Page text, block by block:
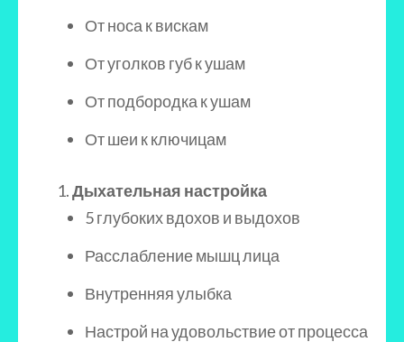
От носа к вискам
От уголков губ к ушам
От подбородка к ушам
От шеи к ключицам
Дыхательная настройка
5 глубоких вдохов и выдохов
Расслабление мышц лица
Внутренняя улыбка
Настрой на удовольствие от процесса